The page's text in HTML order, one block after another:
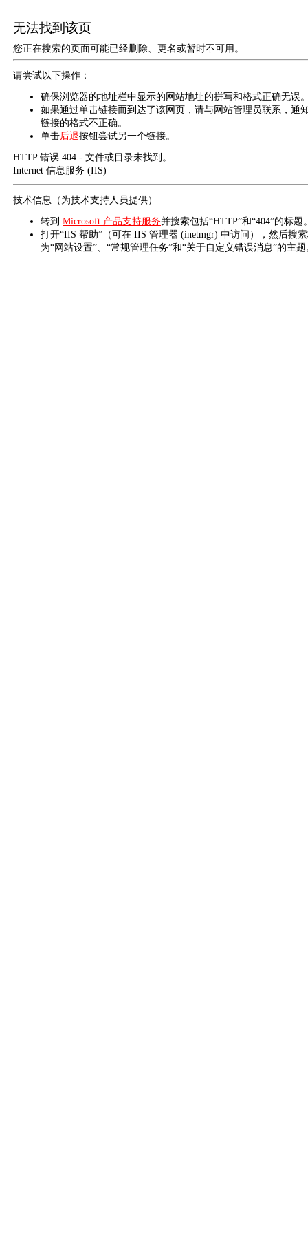
无法找到该页
您正在搜索的页面可能已经删除、更名或暂时不可用。
请尝试以下操作：
确保浏览器的地址栏中显示的网站地址的拼写和格式正确无误
如果通过单击链接而到达了该网页，请与网站管理员联系，通
链接的格式不正确。
单击后退按钮尝试另一个链接。
HTTP 错误 404 - 文件或目录未找到。
Internet 信息服务 (IIS)
技术信息（为技术支持人员提供）
转到 Microsoft 产品支持服务并搜索包括“HTTP”和“404”的标题
打开“IIS 帮助”（可在 IIS 管理器 (inetmgr) 中访问），然后搜
为“网站设置”、“常规管理任务”和“关于自定义错误消息”的主题